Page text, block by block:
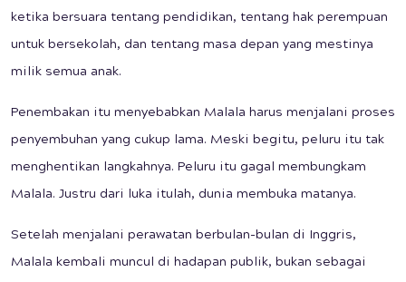
ketika bersuara tentang pendidikan, tentang hak perempuan
untuk bersekolah, dan tentang masa depan yang mestinya
milik semua anak.
Penembakan itu menyebabkan Malala harus menjalani proses
penyembuhan yang cukup lama. Meski begitu, peluru itu tak
menghentikan langkahnya. Peluru itu gagal membungkam
Malala. Justru dari luka itulah, dunia membuka matanya.
Setelah menjalani perawatan berbulan-bulan di Inggris,
Malala kembali muncul di hadapan publik, bukan sebagai